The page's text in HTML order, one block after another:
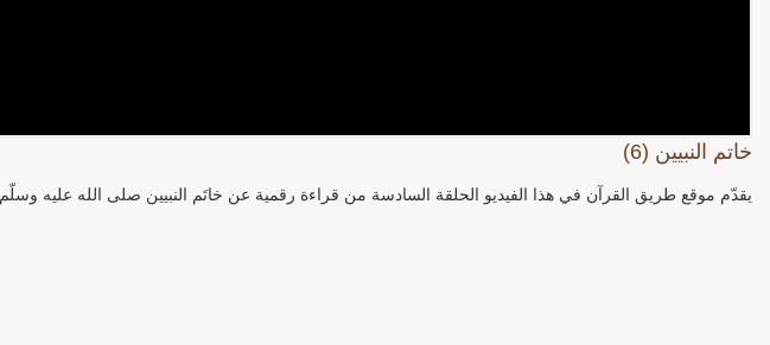
خاتم النبيين (6)
يقدّم موقع طريق القرآن في هذا الفيديو الحلقة السادسة من قراءة رقمية عن خاتَم النبيين صلى الله عليه وسلّم.